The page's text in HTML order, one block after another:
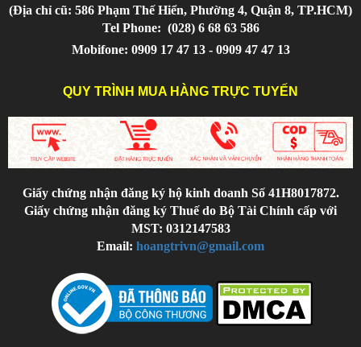
(Địa chỉ cũ: 586 Phạm Thế Hiển, Phường 4, Quận 8, TP.HCM)
Tel Phone: (028) 6 68 63 586
Mobifone: 0909 17 47 13 - 0909 47 47 13
QUY TRÌNH MUA HÀNG TRỰC TUYẾN
Giấy chứng nhận đăng ký hộ kinh doanh Số 41H8017872.
Giấy chứng nhận đăng ký Thuế do Bộ Tài Chính cấp với
MST: 0312147583
Email: hoangtrivn@gmail.com